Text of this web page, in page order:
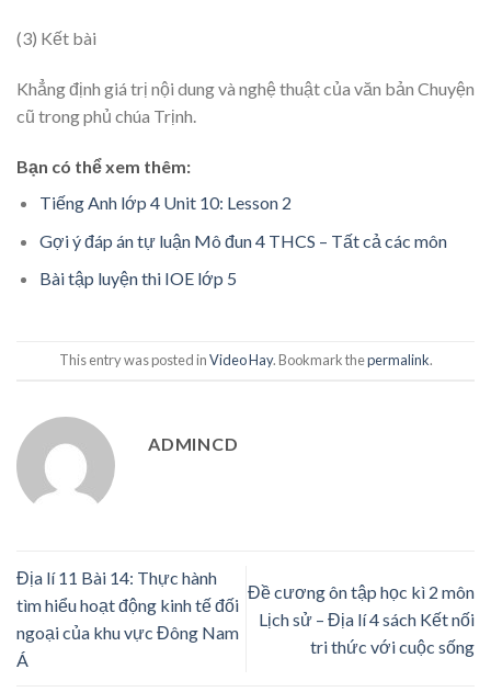
(3) Kết bài
Khẳng định giá trị nội dung và nghệ thuật của văn bản Chuyện
cũ trong phủ chúa Trịnh.
Bạn có thể xem thêm:
Tiếng Anh lớp 4 Unit 10: Lesson 2
Gợi ý đáp án tự luận Mô đun 4 THCS – Tất cả các môn
Bài tập luyện thi IOE lớp 5
This entry was posted inVideo Hay. Bookmark thepermalink.
ADMINCD
Địa lí 11 Bài 14: Thực hành
tìm hiểu hoạt động kinh tế đối
ngoại của khu vực Đông Nam
Á
Đề cương ôn tập học kì 2 môn
Lịch sử – Địa lí 4 sách Kết nối
tri thức với cuộc sống